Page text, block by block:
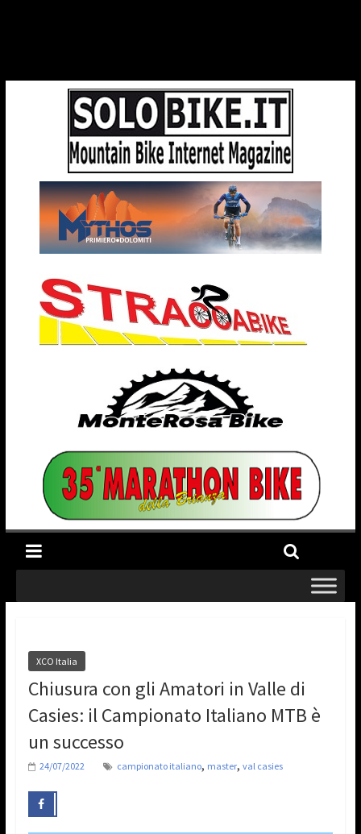
XCO Italia
Chiusura con gli Amatori in Valle di
Casies: il Campionato Italiano MTB è
un successo
24/07/2022 campionato italiano, master, val casies